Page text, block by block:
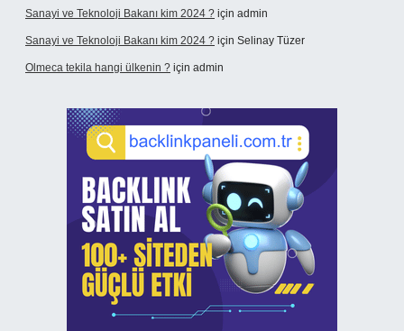
Sanayi ve Teknoloji Bakanı kim 2024 ? için admin
Sanayi ve Teknoloji Bakanı kim 2024 ? için Selinay Tüzer
Olmeca tekila hangi ülkenin ? için admin